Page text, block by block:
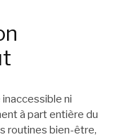
inaccessible ni
à part entière du
routines bien-être,